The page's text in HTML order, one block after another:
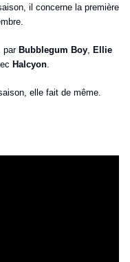
il concerne la première
par Bubblegum Boy, Ellie
Halcyon.
elle fait de même.